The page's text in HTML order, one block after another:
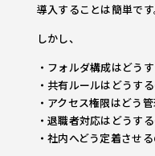
導入することは簡単です
しかし、
・フォルダ構成はどう
・共有ルールはどうす
・アクセス権限はどう
・退職者対応はどうす
・社内へどう定着させ